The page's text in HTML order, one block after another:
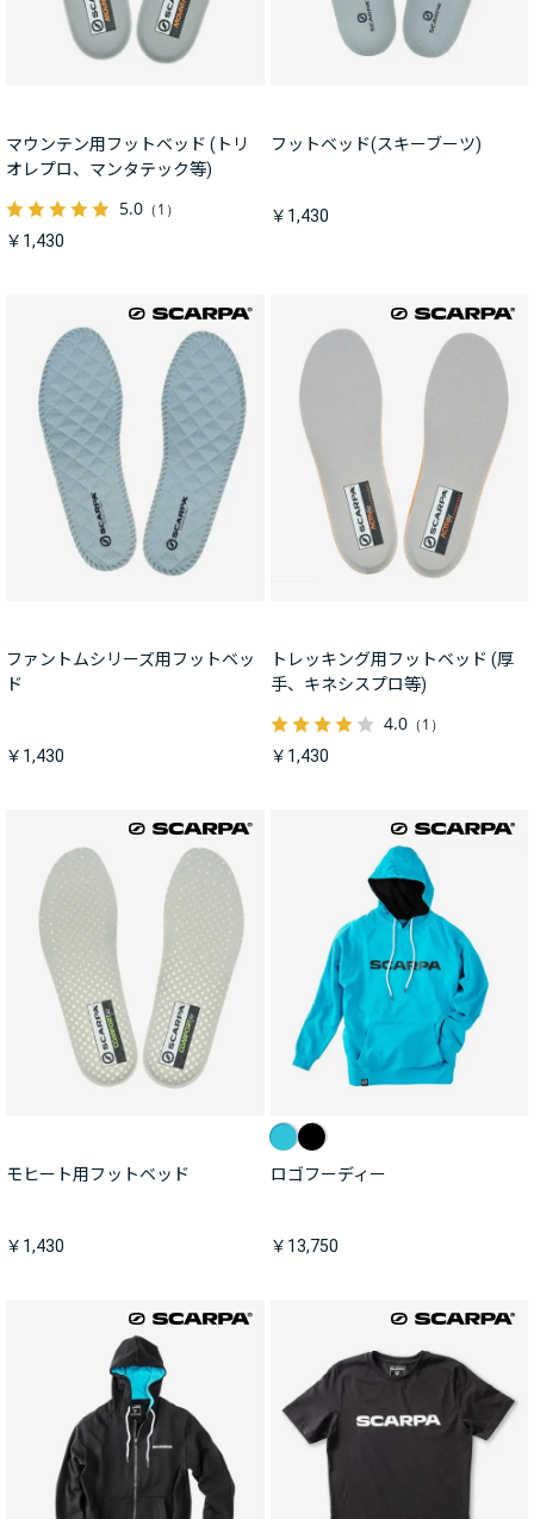
マウンテン用フットベッド (トリ
オレプロ、マンタテック等)
5.0 （1）
￥1,430
フットベッド(スキーブーツ)
￥1,430
ファントムシリーズ用フットベッ
ド
￥1,430
トレッキング用フットベッド (厚
手、キネシスプロ等)
4.0（1）
￥1,430
モヒート用フットベッド
￥1,430
ロゴフーディー
￥13,750